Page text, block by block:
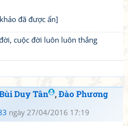
đã được ẩn]
cuộc đời luôn luôn thắng
Duy Tân ,Đào Phương
ngày 27/04/2016 17:19